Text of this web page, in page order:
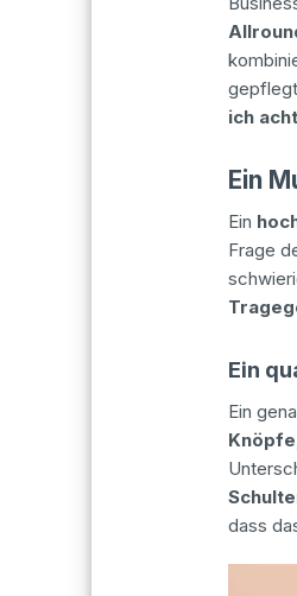
ich
Ein
Ein
Frage
Ein
Ein
Knöpfe
dass